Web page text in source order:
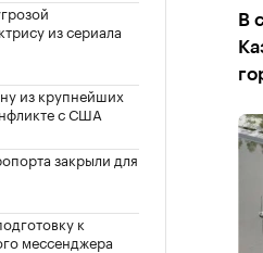
из сериала
из крупнейших
с США
закрыли для
к
мессенджера
В